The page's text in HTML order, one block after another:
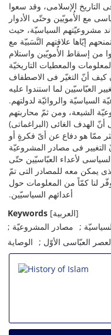
التاریخ الإسلامی، وقد سعوا
مع الأُمویّین وحتّى الأدوار
مشروعیّتهم السیاسیّة، حیث
إیّاها علاقتهم النَّسَبیّة مع
من إسقاط الأُمویّین واستلام
والمعطیات التاریخیّة
کیف أنّ التغیّر فی الاصطفاف
العبّاسیّین لما استندوا علیه
والروائیّة لدولتهم.
الشیعة، ومن ثمّ محاربتهم
أنّ الهدف الغائی (البراغماتی)
ممّا هو دفاع عن أیّ فکرةٍ أو
التغییر فی مصادر المشروعیّة
لأعداء العبّاسیّین حتّى
یمکن معه للمصادر التی تمّ
لنا کمّاً من المعلومات حول
أعدائهم السیاسیّین.
Keywords
[العربیة]
مصادر المشروعیّة
العبّاسی الأوّل
الوصایة